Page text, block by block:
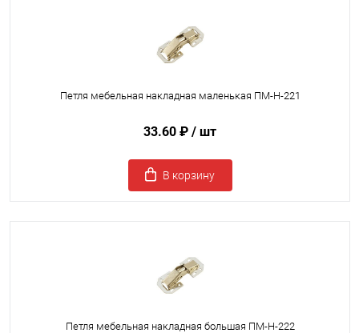
Петля мебельная накладная маленькая ПМ-Н-221
33.60 ₽ / шт
В корзину
Петля мебельная накладная большая ПМ-Н-222